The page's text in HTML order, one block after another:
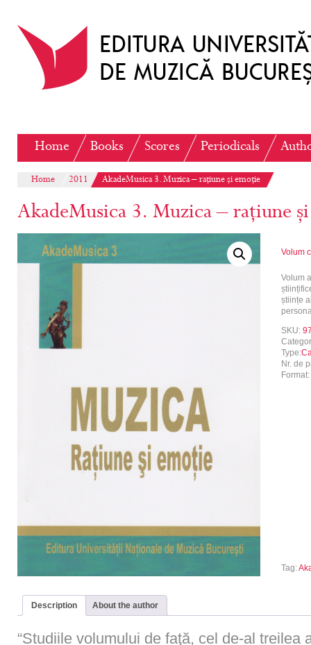
Home Books Scores Periodicals
Home 2011 AkadeMusica 3. Muzica – rațiune și emoție
AkadeMusica 3. Muzica – rațiune
Volum
Volum
științe
SKU:
Type:
Nr. de
Format:
Tag:
Description About the author
“Studiile volumului de faţă, cel de-al treilea